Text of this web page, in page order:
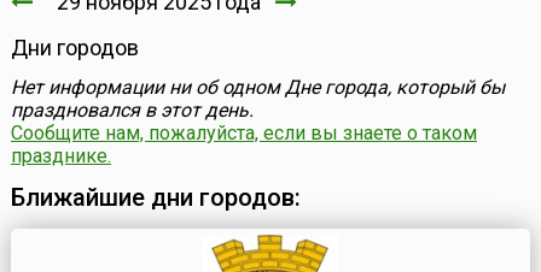
Дни городов
Нет информации ни об одном Дне города, который бы
праздновался в этот день.
Сообщите нам, пожалуйста, если вы знаете о таком
празднике.
Ближайшие дни городов: